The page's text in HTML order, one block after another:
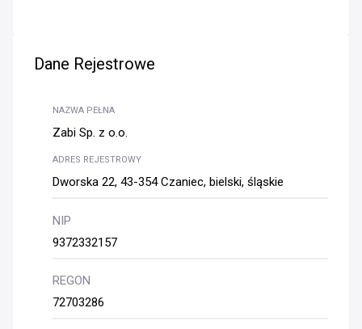
Dane Rejestrowe
NAZWA PEŁNA
Zabi Sp. z o.o.
ADRES REJESTROWY
Dworska 22, 43-354 Czaniec, bielski, śląskie
NIP
9372332157
REGON
72703286